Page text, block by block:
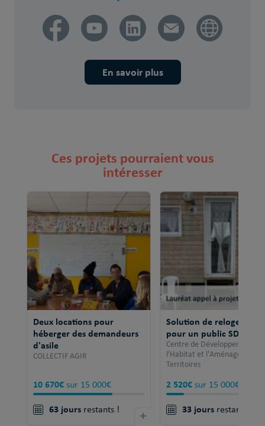
En savoir plus
Ces projets pourraient vous
intéresser
Deux locations pour
héberger des demandeurs
d'asile
COLLECTIF AGIR
10 670€ sur 15 000€
63 jours restants ! +
Solution de relogement
pour un public SDF
Centre de Développement
l'Habitat et l'Aménagement
Territoires
2 520€ sur 15 000€
33 jours restants !